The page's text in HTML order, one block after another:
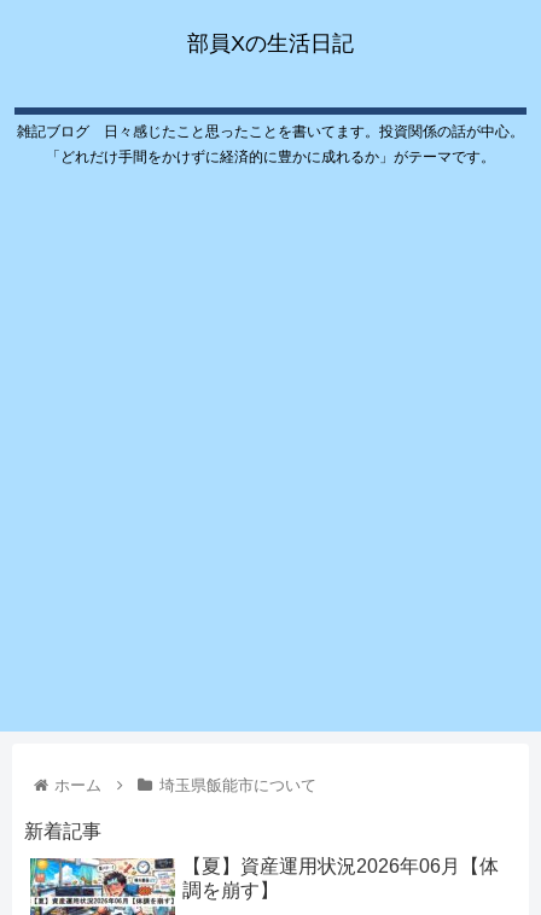
部員Xの生活日記
雑記ブログ 日々感じたこと思ったことを書いてます。投資関係の話が中心。
「どれだけ手間をかけずに経済的に豊かに成れるか」がテーマです。
ホーム 埼玉県飯能市について
新着記事
【夏】資産運用状況2026年06月【体
調を崩す】